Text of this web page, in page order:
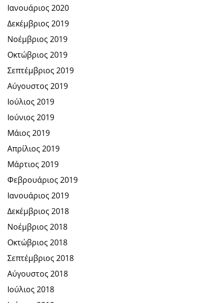
Ιανουάριος 2020
Δεκέμβριος 2019
Νοέμβριος 2019
Οκτώβριος 2019
Σεπτέμβριος 2019
Αύγουστος 2019
Ιούλιος 2019
Ιούνιος 2019
Μάιος 2019
Απρίλιος 2019
Μάρτιος 2019
Φεβρουάριος 2019
Ιανουάριος 2019
Δεκέμβριος 2018
Νοέμβριος 2018
Οκτώβριος 2018
Σεπτέμβριος 2018
Αύγουστος 2018
Ιούλιος 2018